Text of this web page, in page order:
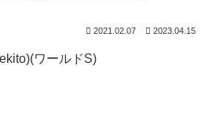
2021.02.07 2023.04.15
ワールドS)